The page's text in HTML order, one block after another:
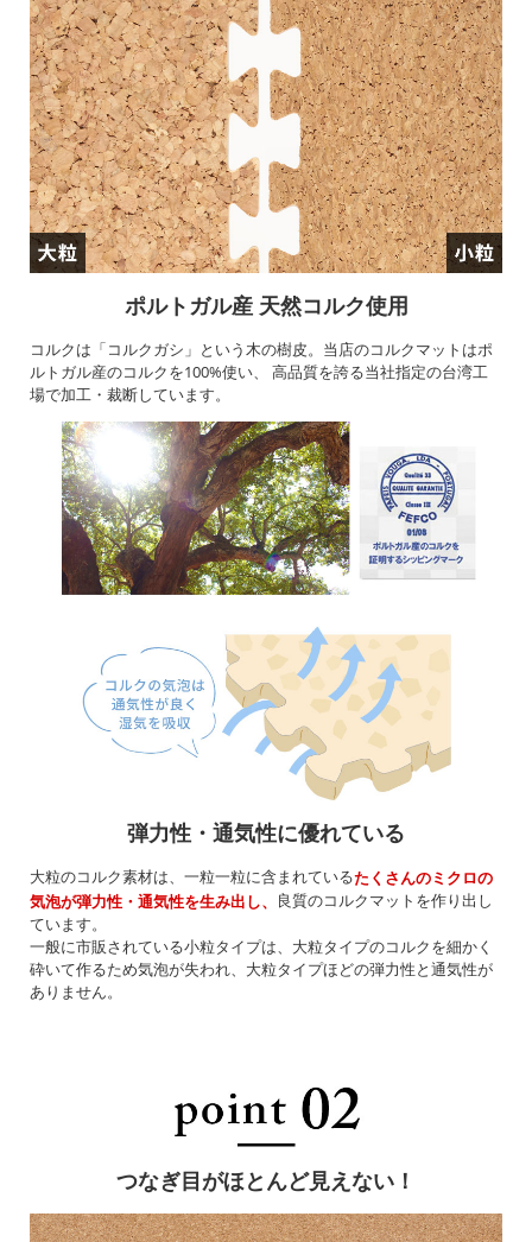
ポルトガル産 天然コルク使用
コルクは「コルクガシ」という木の樹皮。当店のコルクマットはポ
ルトガル産のコルクを100%使い、 高品質を誇る当社指定の台湾工
場で加工・裁断しています。
弾力性・通気性に優れている
大粒のコルク素材は、一粒一粒に含まれているたくさんのミクロの
気泡が弾力性・通気性を生み出し、
良質のコルクマットを作り出し
ています。
一般に市販されている小粒タイプは、大粒タイプのコルクを細かく
砕いて作るため気泡が失われ、大粒タイプほどの弾力性と通気性が
ありません。
つなぎ目がほとんど見えない！